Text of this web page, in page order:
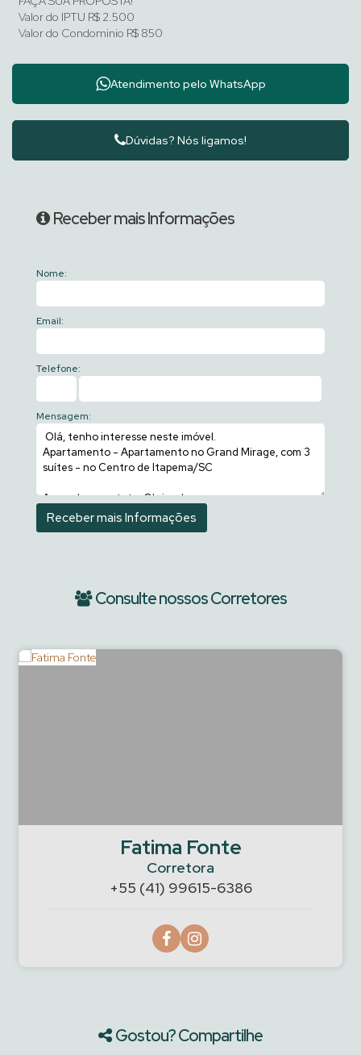
Valor do IPTU R$ 2.500
Valor do Condominio R$ 850
Atendimento pelo WhatsApp
Dúvidas? Nós ligamos!
Receber mais Informações
Nome:
Email:
Telefone:
Mensagem:
Consulte nossos Corretores
Fatima Fonte
+55 (41) 99615-6386
Corretora
Gostou? Compartilhe